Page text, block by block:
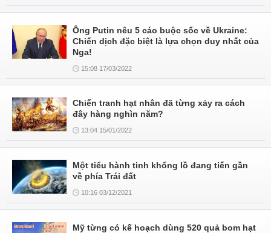
Ông Putin nêu 5 cáo buộc sốc về Ukraine:
Chiến dịch đặc biệt là lựa chọn duy nhất của
Nga!
15:08 17/03/2022
Chiến tranh hạt nhân đã từng xảy ra cách
đây hàng nghìn năm?
13:04 15/01/2022
Một tiểu hành tinh khổng lồ đang tiến gần
về phía Trái đất
10:16 03/12/2021
Mỹ từng có kế hoạch dùng 520 quả bom hạt